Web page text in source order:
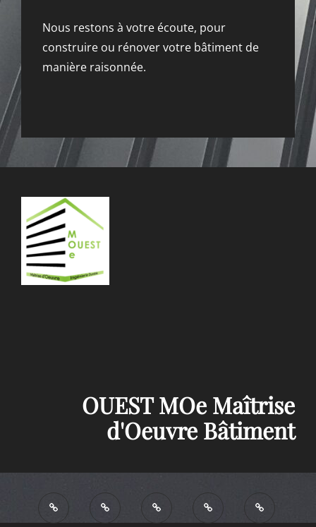
Nous restons à votre écoute, pour
construire ou rénover votre bâtiment de
manière raisonnée.
OUEST MOe Maîtrise
d'Oeuvre Bâtiment